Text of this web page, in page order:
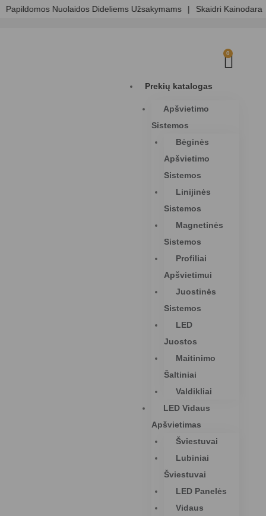
Nuolaidos Dideliems Užsakymams | Skaidri Kainodara |
0
Prekių katalogas
Apšvietimo
Sistemos
Bėginės
Apšvietimo
Sistemos
Linijinės
Sistemos
Magnetinės
Sistemos
Profiliai
Apšvietimui
Juostinės
Sistemos
LED
Juostos
Maitinimo
Šaltiniai
Valdikliai
LED Vidaus
Apšvietimas
Šviestuvai
Lubiniai
Šviestuvai
LED Panelės
Vidaus